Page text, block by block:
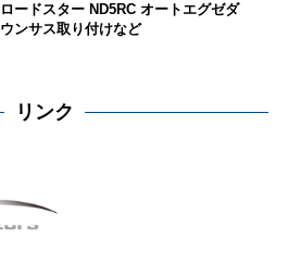
ロードスター ND5RC オートエグゼダ
ウンサス取り付けなど
リンク